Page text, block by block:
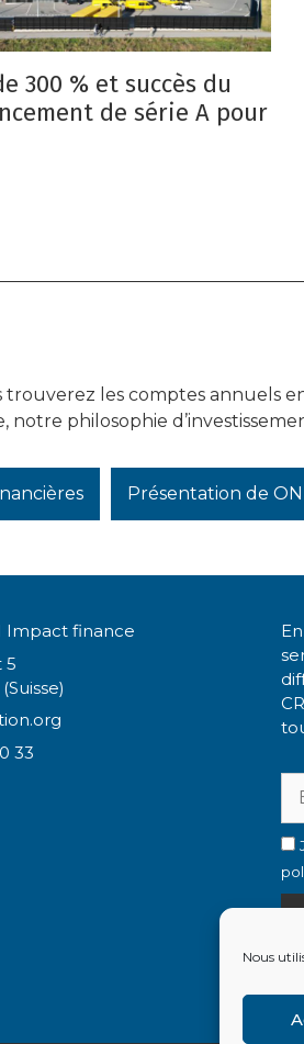
Nous
300 % et succès du
de série A pour
les comptes annuels
philosophie
Présentation de
Impact finance
5
33